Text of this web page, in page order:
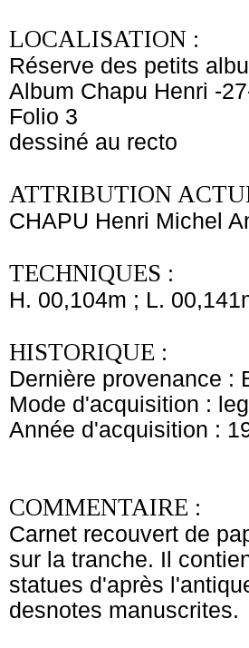
LOCALISATION :
Réserve des petits
Album Chapu Henri -
Folio 3
dessiné au recto
ATTRIBUTION
CHAPU Henri Michel
TECHNIQUES :
H. 00,104m ; L.
HISTORIQUE :
Dernière provenance :
Mode d'acquisition :
Année d'acquisition :
COMMENTAIRE :
Carnet recouvert de
sur la tranche. Il
statues d'après
desnotes manuscrites.